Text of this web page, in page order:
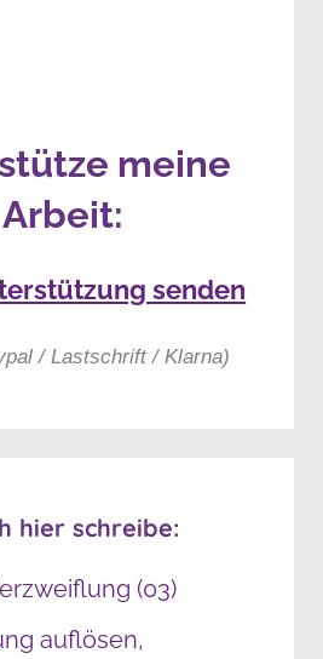
meine
Arbeit:
senden
/ Lastschrift / Klarna)
hier schreibe:
(03)
auflösen,